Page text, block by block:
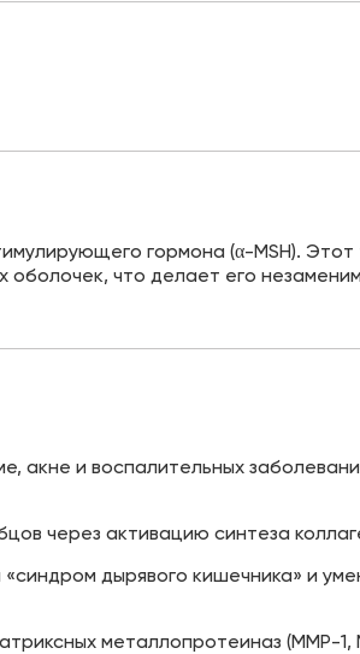
гормона (α-MSH).
что делает его
акне и воспалительных
через активацию синтеза
дырявого кишечника» и
металлопротеиназ (MMP-